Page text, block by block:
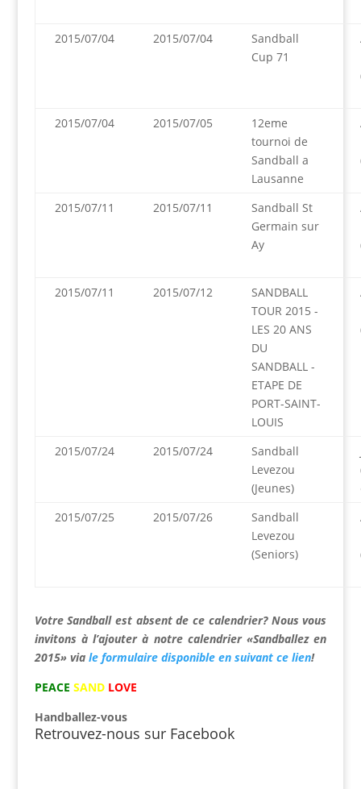
2015/07/04
2015/07/04
Sandball
Cup 71
2015/07/04
2015/07/05
12eme
tournoi de
Sandball a
Lausanne
2015/07/11
2015/07/11
Sandball St
Germain sur
Ay
2015/07/11
2015/07/12
SANDBALL
TOUR 2015 -
LES 20 ANS
DU
SANDBALL -
ETAPE DE
PORT-SAINT-
LOUIS
2015/07/24 2015/07/24
Sandball
Levezou
(Jeunes)
2015/07/25
2015/07/26
Sandball
Levezou
(Seniors)
Votre Sandball est absent de ce calendrier? Nous vous
invitons à l’ajouter à notre calendrier «Sandballez en
2015» via le formulaire disponible en suivant ce lien!
PEACE SAND LOVE
Handballez-vous
Retrouvez-nous sur Facebook